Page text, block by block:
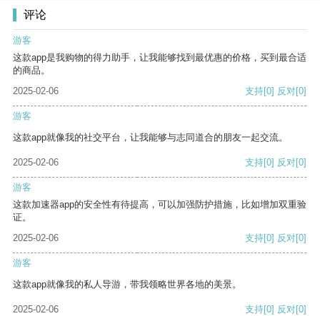
评论
游客
这款app是我购物的得力助手，让我能够找到最优惠的价格，买到最合适
的商品。
2025-02-06
支持[0] 反对[0]
游客
这款app就像我的社交平台，让我能够与志同道合的朋友一起交流。
2025-02-06 支持[0] 反对[0]
游客
这款加速器app的安全性有待提高，可以加强防护措施，比如增加双重验
证。
2025-02-06
支持[0] 反对[0]
游客
这款app就像我的私人导游，带我领略世界各地的美景。
2025-02-06 支持[0] 反对[0]